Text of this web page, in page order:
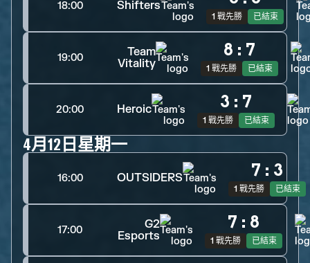
18:00 Shifters
1 戰先勝 已結束
19:00
Team
Vitality
8 : 7
1 戰先勝 已結束
20:00 Heroic 3 : 7
1 戰先勝 已結束
4月12日星期一
16:00 OUTSIDERS 7 : 3
1 戰先勝 已結束
17:00
G2
Esports
7 : 8
1 戰先勝 已結束